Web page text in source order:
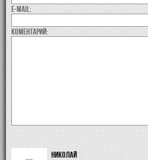
E-MAIL:
коментарий:
Николай